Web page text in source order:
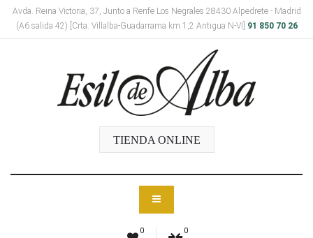
Avda. Reina Victoria, 37, Junto a Renfe Los Negrales 28430 Alpedrete - Madrid
(A6 salida 42) [Crta. Villalba-Guadarrama km 1,2 Antigua N-VI]
91 850 70 26
TIENDA ONLINE
0 0